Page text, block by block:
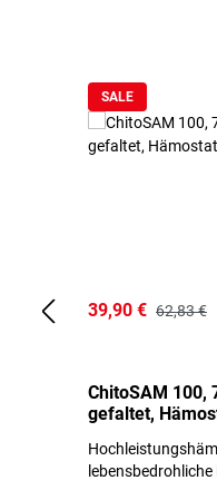
SALE
39,90 € 62,83 €
ChitoSAM 100,
gefaltet,